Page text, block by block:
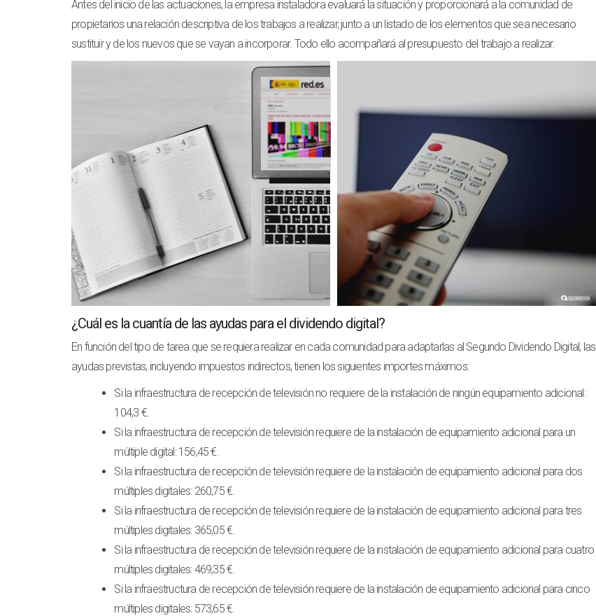
Antes del inicio de las actuaciones, la empresa instaladora evaluará la situación y proporcionará a la comunidad de
propietarios una relación descriptiva de los trabajos a realizar, junto a un listado de los elementos que sea necesario
sustituir y de los nuevos que se vayan a incorporar. Todo ello acompañará al presupuesto del trabajo a realizar.
¿Cuál es la cuantía de las ayudas para el dividendo digital?
En función del tipo de tarea que se requiera realizar en cada comunidad para adaptarlas al Segundo Dividendo Digital, las
ayudas previstas, incluyendo impuestos indirectos, tienen los siguientes importes máximos:
Si la infraestructura de recepción de televisión no requiere de la instalación de ningún equipamiento adicional:
104,3 €.
Si la infraestructura de recepción de televisión requiere de la instalación de equipamiento adicional para un
múltiple digital: 156,45 €.
Si la infraestructura de recepción de televisión requiere de la instalación de equipamiento adicional para dos
múltiples digitales: 260,75 €.
Si la infraestructura de recepción de televisión requiere de la instalación de equipamiento adicional para tres
múltiples digitales: 365,05 €.
Si la infraestructura de recepción de televisión requiere de la instalación de equipamiento adicional para cuatro
múltiples digitales: 469,35 €.
Si la infraestructura de recepción de televisión requiere de la instalación de equipamiento adicional para cinco
múltiples digitales: 573,65 €.